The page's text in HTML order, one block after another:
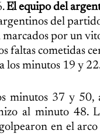
El equipo del
del
marcados por un
faltas cometidas
los minutos 19 y
minutos 37 y 50,
al minuto 48.
en el arco